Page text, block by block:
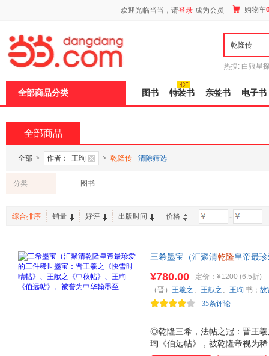
欢迎光临当当，请登录 成为会员 购物车
热搜: 白狼星
全部商品分类 图书 特装书 亲签书 电子书
全部商品
全部 > 作者： 王珣 > 乾隆传 清除筛选
分类 图书
综合排序 销量 好评 出版时间 价格 -
三希墨宝（汇聚清乾隆皇帝最
◎乾隆三希，法帖之冠：晋王
珣《伯远帖》，被乾隆帝视为
¥780.00 定价： ¥1200 (6.5折)
35条评论
（晋） 王羲之 、 王献之 、 王珣 书； 故
页
加